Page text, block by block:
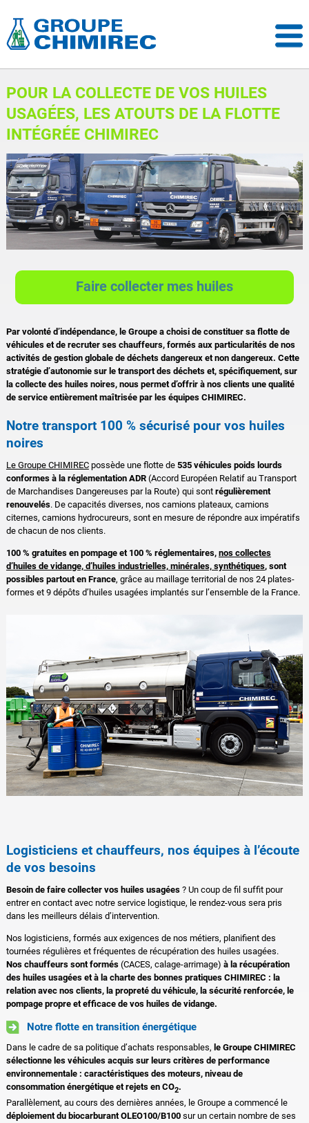
POUR LA COLLECTE DE VOS HUILES
USAGÉES, LES ATOUTS DE LA FLOTTE
INTÉGRÉE CHIMIREC
Faire collecter mes huiles
Par volonté d’indépendance, le Groupe a choisi de constituer sa flotte de
véhicules et de recruter ses chauffeurs, formés aux particularités de nos
activités de gestion globale de déchets dangereux et non dangereux. Cette
stratégie d’autonomie sur le transport des déchets et, spécifiquement, sur
la collecte des huiles noires, nous permet d’offrir à nos clients une qualité
de service entièrement maîtrisée par les équipes CHIMIREC.
Notre transport 100 % sécurisé pour vos huiles
noires
Le Groupe CHIMIRECpossède une flotte de 535 véhicules poids lourds
conformes à la réglementation ADR(Accord Européen Relatif au Transport
de Marchandises Dangereuses par la Route) qui sont régulièrement
renouvelés. De capacités diverses, nos camions plateaux, camions
citernes, camions hydrocureurs, sont en mesure de répondre aux impératifs
de chacun de nos clients.
100 % gratuites en pompage et 100 % réglementaires, nos collectes
d’huiles de vidange, d’huiles industrielles, minérales, synthétiques, sont
possibles partout en France, grâce au maillage territorial de nos 24 plates-
formes et 9 dépôts d’huiles usagées implantés sur l’ensemble de la France.
Logisticiens et chauffeurs, nos équipes à l’écoute
de vos besoins
Besoin de faire collecter vos huiles usagées? Un coup de fil suffit pour
entrer en contact avec notre service logistique, le rendez-vous sera pris
dans les meilleurs délais d’intervention.
Nos logisticiens, formés aux exigences de nos métiers, planifient des
tournées régulières et fréquentes de récupération des huiles usagées.
Nos chauffeurs sont formés(CACES, calage-arrimage) à la récupération
des huiles usagées et à la charte des bonnes pratiques CHIMIREC : la
relation avec nos clients, la propreté du véhicule, la sécurité renforcée, le
pompage propre et efficace de vos huiles de vidange.
Notre flotte en transition énergétique
Dans le cadre de sa politique d’achats responsables, le Groupe CHIMIREC
sélectionne les véhicules acquis sur leurs critères de performance
environnementale : caractéristiques des moteurs, niveau de
consommation énergétique et rejets en CO2.
Parallèlement, au cours des dernières années, le Groupe a commencé le
déploiement du biocarburant OLEO100/B100sur un certain nombre de ses